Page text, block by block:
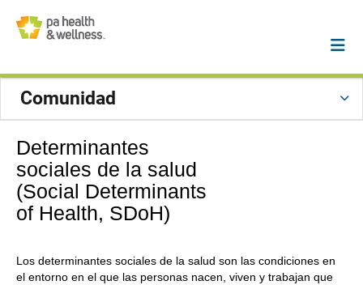
Comunidad
Determinantes
sociales de la salud
(Social Determinants
of Health, SDoH)
Los determinantes sociales de la salud son las condiciones en
el entorno en el que las personas nacen, viven y trabajan que